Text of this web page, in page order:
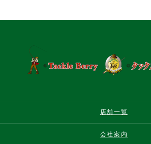
店舗一覧
会社案内